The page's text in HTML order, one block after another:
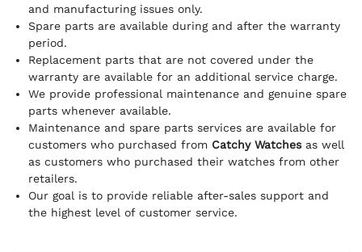
and manufacturing issues only.
Spare parts are available during and after the warranty
period.
Replacement parts that are not covered under the
warranty are available for an additional service charge.
We provide professional maintenance and genuine spare
parts whenever available.
Maintenance and spare parts services are available for
customers who purchased from Catchy Watchesas well
as customers who purchased their watches from other
retailers.
Our goal is to provide reliable after-sales support and
the highest level of customer service.